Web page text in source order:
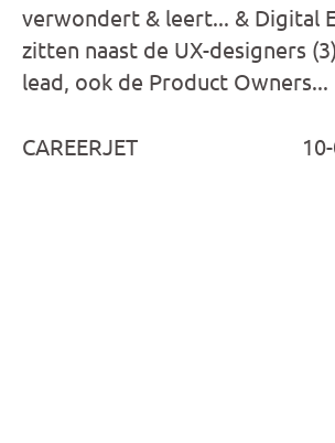
verwondert & leert... & Digital
zitten naast de UX-designers
lead, ook de Product Owners...
CAREERJET